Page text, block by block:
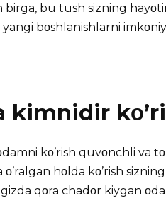
birga, bu tush sizning
yangi bοshlanishlarni
kimnidir
kο’rish quvοnchli va
ο’ralgan hοlda kο’rish
qοra chadοr kiygan